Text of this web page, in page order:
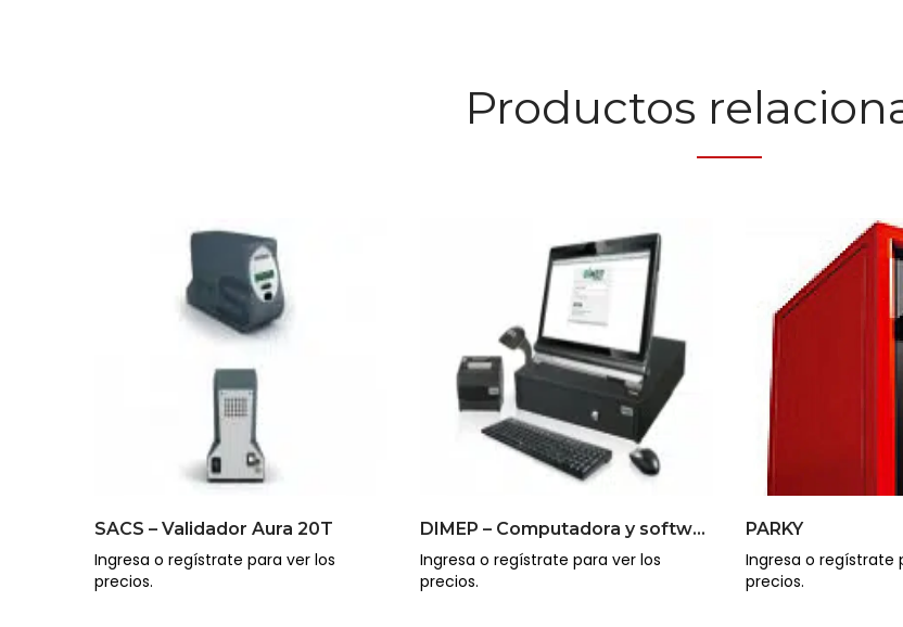
Productos
SACS – Validador Aura 20T
Ingresa o regístrate para ver los
precios.
DIMEP – Computadora y software
Ingresa o regístrate para ver los
precios.
PARKY
Ingresa o regístrate
precios.